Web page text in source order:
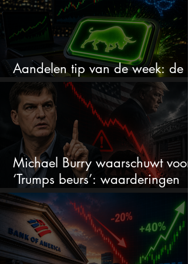
Aandelen tip van de week: de
markt onderschat dit AI-bedrijf
Michael Burry waarschuwt voor
‘Trumps beurs’: waarderingen
doen er niet meer toe